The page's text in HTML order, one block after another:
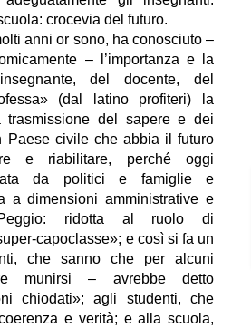
crocevia del futuro.
anni or sono, ha conosciuto –
– l’importanza e la
del docente, del
(dal latino profiteri) la
del sapere e dei
Paese civile che abbia il futuro
e riabilitare, perché oggi
da politici e famiglie e
a dimensioni amministrative e
Peggio: ridotta al ruolo di
capoclasse»; e così si fa un
che sanno che per alcuni
munirsi – avrebbe detto
chiodati»; agli studenti, che
e verità; e alla scuola,